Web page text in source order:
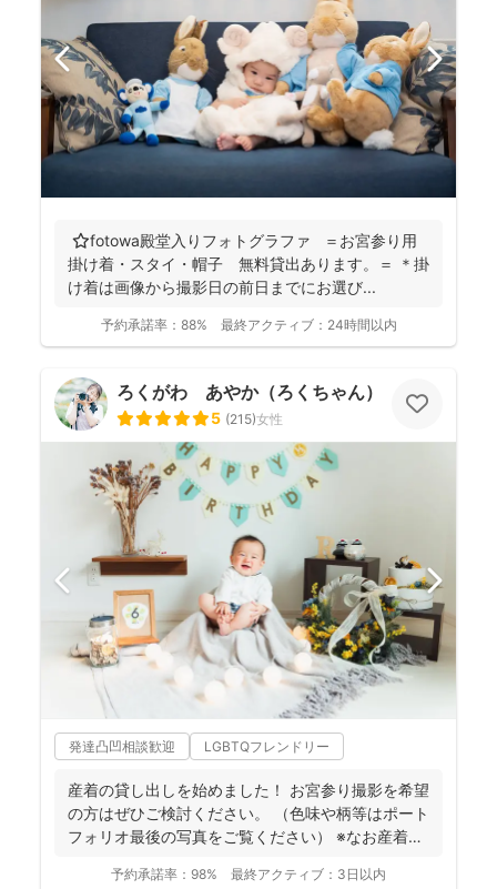
⭐️fotowa殿堂入りフォトグラファ ＝お宮参り用
掛け着・スタイ・帽子 無料貸出あります。＝ ＊掛
け着は画像から撮影日の前日までにお選び...
予約承諾率： 88% 最終アクティブ： 24時間以内
ろくがわ あやか（ろくちゃん）
5 (215)女性
発達凸凹相談歓迎 LGBTQフレンドリー
産着の貸し出しを始めました！ お宮参り撮影を希望
の方はぜひご検討ください。 （色味や柄等はポート
フォリオ最後の写真をご覧ください） ※なお産着は
予約承諾率： 98% 最終アクティブ： 3日以内